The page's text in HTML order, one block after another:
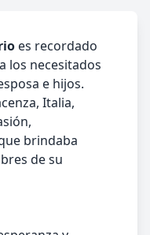
es recordado
los necesitados
e hijos.
Italia,
brindaba
de su